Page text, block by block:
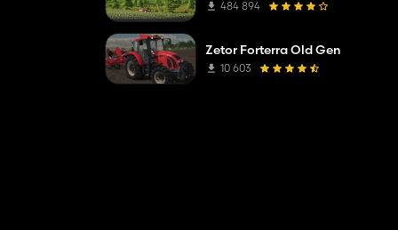
484 894
Zetor Forterra Old Gen
10 603